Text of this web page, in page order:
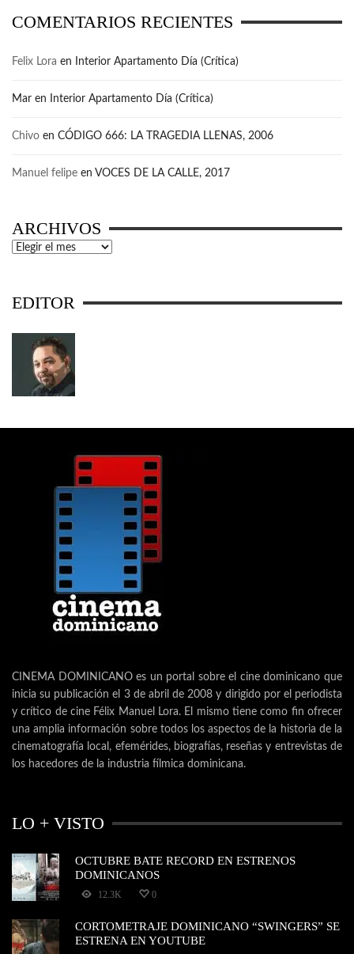
COMENTARIOS RECIENTES
Felix Lora en Interior Apartamento Día (Crítica)
Mar en Interior Apartamento Día (Crítica)
Chivo en CÓDIGO 666: LA TRAGEDIA LLENAS, 2006
Manuel felipe en VOCES DE LA CALLE, 2017
ARCHIVOS
Archivos
EDITOR
CINEMA DOMINICANO es un portal sobre el cine dominicano que
inicia su publicación el 3 de abril de 2008 y dirigido por el periodista
y crítico de cine Félix Manuel Lora. El mismo tiene como fin ofrecer
una amplia información sobre todos los aspectos de la historia de la
cinematografía local, efemérides, biografías, reseñas y entrevistas de
los hacedores de la industria fílmica dominicana.
LO + VISTO
OCTUBRE BATE RECORD EN ESTRENOS
DOMINICANOS
12.3K 0
CORTOMETRAJE DOMINICANO “SWINGERS” SE
ESTRENA EN YOUTUBE